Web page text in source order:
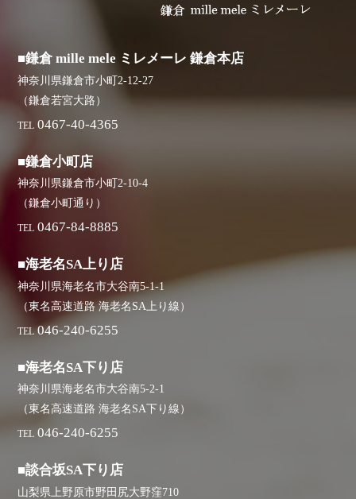
■鎌倉 mille mele ミレメーレ 鎌倉本店
神奈川県鎌倉市小町2-12-27
（鎌倉若宮大路）
TEL 0467-40-4365
■鎌倉小町店
神奈川県鎌倉市小町2-10-4
（鎌倉小町通り）
TEL 0467-84-8885
■海老名SA上り店
神奈川県海老名市大谷南5-1-1
（東名高速道路 海老名SA上り線）
TEL 046-240-6255
■海老名SA下り店
神奈川県海老名市大谷南5-2-1
（東名高速道路 海老名SA下り線）
TEL 046-240-6255
■談合坂SA下り店
山梨県上野原市野田尻大野窪710